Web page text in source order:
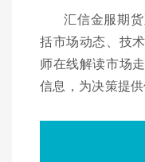
汇信金服期
括市场动态、技
师在线解读市场
信息，为决策提供